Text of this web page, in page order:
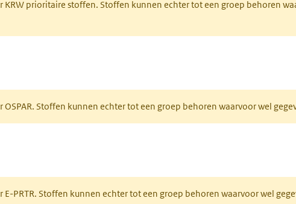
KRW prioritaire stoffen. Stoffen kunnen echter tot een groep behoren
OSPAR. Stoffen kunnen echter tot een groep behoren waarvoor wel
E-PRTR. Stoffen kunnen echter tot een groep behoren waarvoor wel